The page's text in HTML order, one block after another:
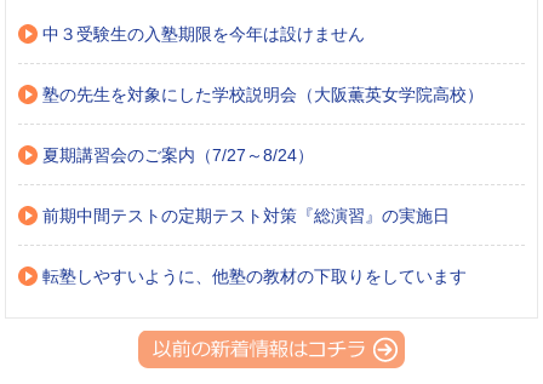
中３受験生の入塾期限を今年は設けません
塾の先生を対象にした学校説明会（大阪薫英女学院高校）
夏期講習会のご案内（7/27～8/24）
前期中間テストの定期テスト対策『総演習』の実施日
転塾しやすいように、他塾の教材の下取りをしています